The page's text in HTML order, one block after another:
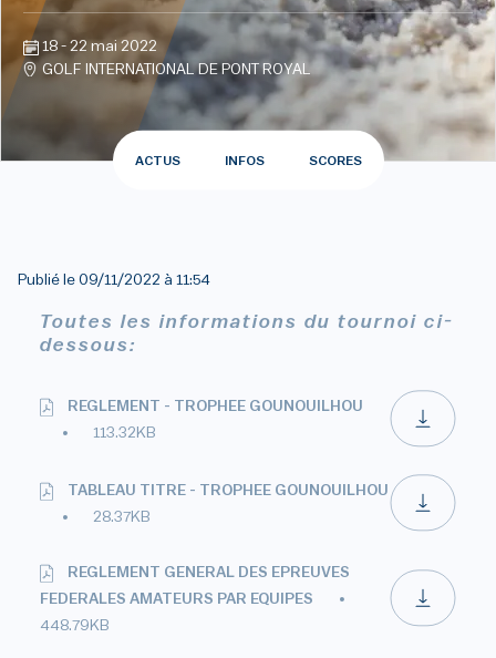
18 - 22 mai 2022
GOLF INTERNATIONAL DE PONT ROYAL
ACTUS INFOS SCORES
Publié le 09/11/2022 à 11:54
Toutes les informations du tournoi ci-
dessous:
REGLEMENT - TROPHEE GOUNOUILHOU
113.32KB
TABLEAU TITRE - TROPHEE GOUNOUILHOU
28.37KB
REGLEMENT GENERAL DES EPREUVES
FEDERALES AMATEURS PAR EQUIPES
448.79KB